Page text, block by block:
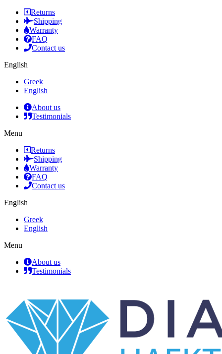
Returns
Shipping
Warranty
FAQ
Contact us
English
Greek
English
About us
Testimonials
Menu
Returns
Shipping
Warranty
FAQ
Contact us
English
Greek
English
Menu
About us
Testimonials